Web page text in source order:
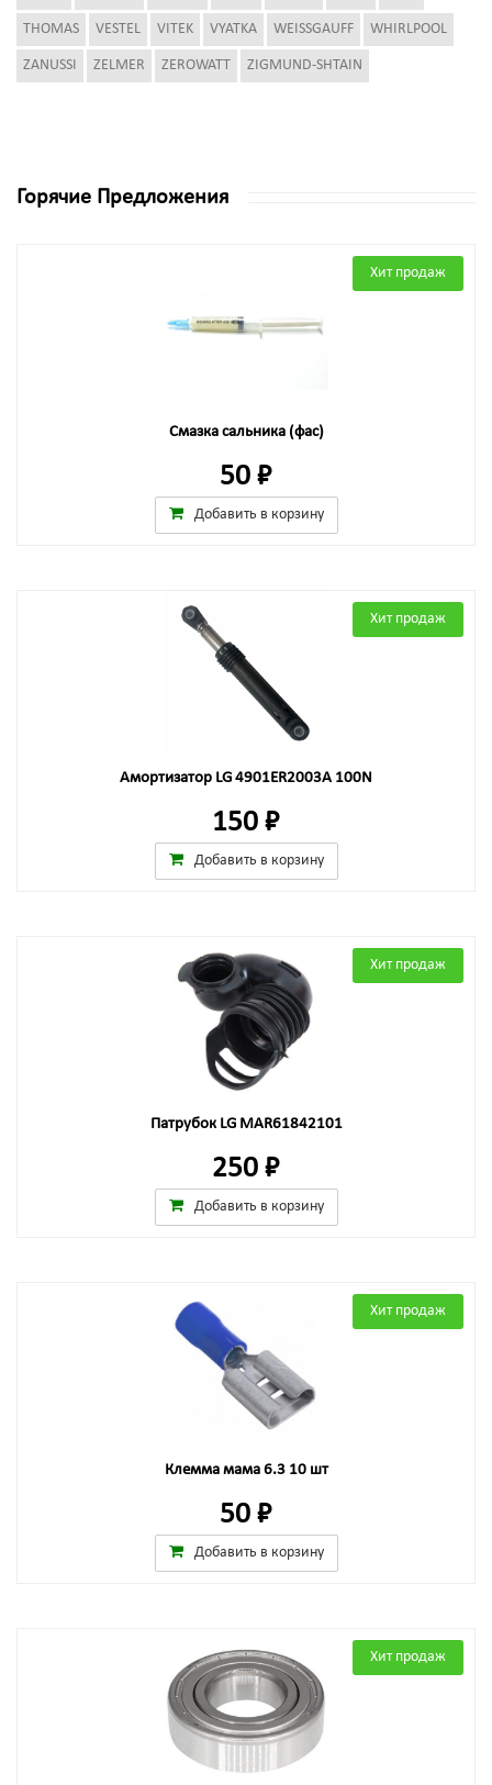
THOMAS VESTEL VITEK VYATKA WEISSGAUFF WHIRLPOOL
ZANUSSI ZELMER ZEROWATT ZIGMUND-SHTAIN
Горячие Предложения
Хит продаж
Смазка сальника (фас)
50 ₽
Добавить в корзину
Хит продаж
Амортизатор LG 4901ER2003A 100N
150 ₽
Добавить в корзину
Хит продаж
Патрубок LG MAR61842101
250 ₽
Добавить в корзину
Хит продаж
Клемма мама 6.3 10 шт
50 ₽
Добавить в корзину
Хит продаж